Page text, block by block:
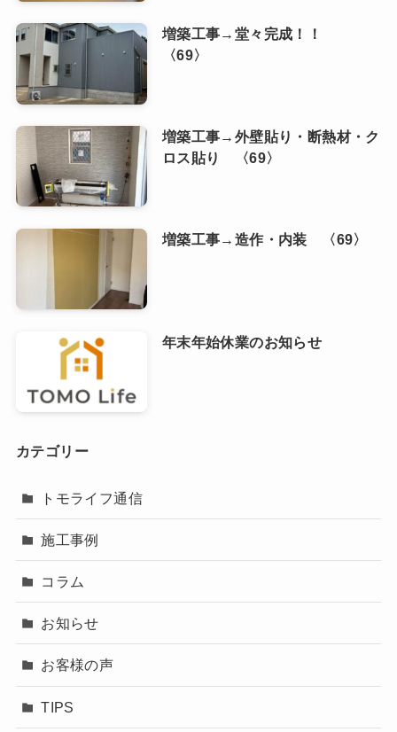
増築工事→堂々完成！！
〈69〉
増築工事→外壁貼り・断熱材・ク
ロス貼り 〈69〉
増築工事→造作・内装 〈69〉
年末年始休業のお知らせ
カテゴリー
トモライフ通信
施工事例
コラム
お知らせ
お客様の声
TIPS